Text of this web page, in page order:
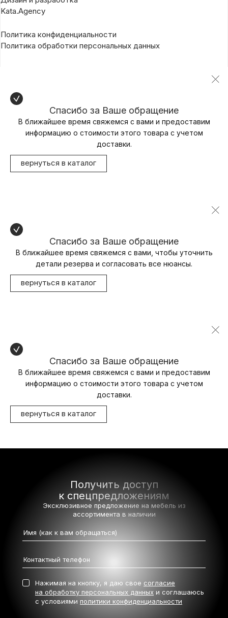
Kata.Agency
Политика конфиденциальности
Политика обработки персональных данных
Спасибо за Ваше обращение
В ближайшее время свяжемся с вами и предоставим
информацию о стоимости этого товара с учетом
доставки.
вернуться в каталог
Спасибо за Ваше обращение
В ближайшее время свяжемся с вами, чтобы уточнить
детали резерва и согласовать все нюансы.
вернуться в каталог
Спасибо за Ваше обращение
В ближайшее время свяжемся с вами и предоставим
информацию о стоимости этого товара с учетом
доставки.
вернуться в каталог
Получить доступ
к спецпредложениям
Эксклюзивное предложение на мебель из
ассортимента в наличии
Нажимая на кнопку, я даю свое согласие
на обработку персональных данных и соглашаюсь
с условиями политики конфиденциальности